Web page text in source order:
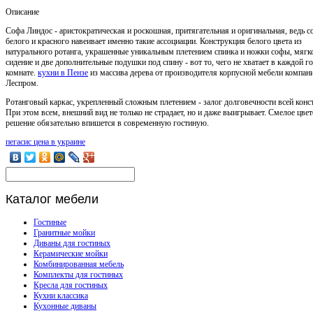
Описание
Софа Линдос - аристократическая и роскошная, притягательная и оригинальная, ведь
белого и красного навеивает именно такие ассоциации. Конструкция белого цвета из
натурального ротанга, украшенные уникальным плетением спинка и ножки софы,
сидение и две дополнительные подушки под спину - вот то, чего не хватает в каждой
комнате. кухни в Пензе из массива дерева от производителя корпусной мебели
Леспром.
Ротанговый каркас, укрепленный сложным плетением - залог долговечности всей
При этом всем, внешний вид не только не страдает, но и даже выигрывает. Смелое
решение обязательно впишется в современную гостиную.
пегасис цена в украине
Каталог мебели
Гостиные
Гранитные мойки
Диваны для гостиных
Керамические мойки
Комбинированная мебель
Комплекты для гостиных
Кресла для гостиных
Кухни классика
Кухонные диваны